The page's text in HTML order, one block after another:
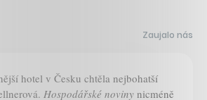
Zaujalo nás
hotel v Česku chtěla nejbohatší
Hospodářské noviny nicméně